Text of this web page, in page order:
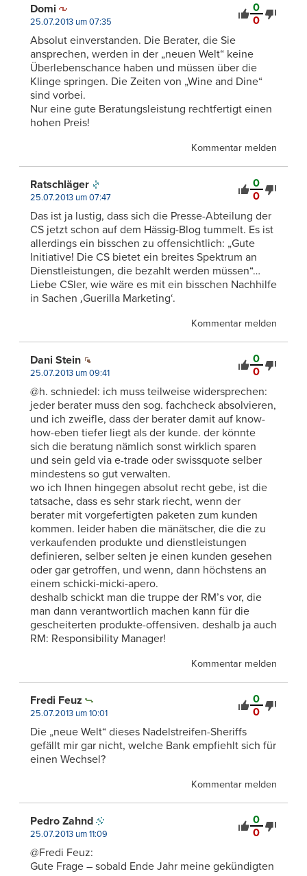
0
0
Domi
25.07.2013 um 07:35
Absolut einverstanden. Die Berater, die Sie
ansprechen, werden in der „neuen Welt“ keine
Überlebenschance haben und müssen über die
Klinge springen. Die Zeiten von „Wine and Dine“
sind vorbei.
Nur eine gute Beratungsleistung rechtfertigt einen
hohen Preis!
Kommentar melden
0
0
Ratschläger
25.07.2013 um 07:47
Das ist ja lustig, dass sich die Presse-Abteilung der
CS jetzt schon auf dem Hässig-Blog tummelt. Es ist
allerdings ein bisschen zu offensichtlich: „Gute
Initiative! Die CS bietet ein breites Spektrum an
Dienstleistungen, die bezahlt werden müssen“…
Liebe CSler, wie wäre es mit ein bisschen Nachhilfe
in Sachen ‚Guerilla Marketing‘.
Kommentar melden
0
0
Dani Stein
25.07.2013 um 09:41
@h. schniedel: ich muss teilweise widersprechen:
jeder berater muss den sog. fachcheck absolvieren,
und ich zweifle, dass der berater damit auf know-
how-eben tiefer liegt als der kunde. der könnte
sich die beratung nämlich sonst wirklich sparen
und sein geld via e-trade oder swissquote selber
mindestens so gut verwalten.
wo ich Ihnen hingegen absolut recht gebe, ist die
tatsache, dass es sehr stark riecht, wenn der
berater mit vorgefertigten paketen zum kunden
kommen. leider haben die mänätscher, die die zu
verkaufenden produkte und dienstleistungen
definieren, selber selten je einen kunden gesehen
oder gar getroffen, und wenn, dann höchstens an
einem schicki-micki-apero.
deshalb schickt man die truppe der RM’s vor, die
man dann verantwortlich machen kann für die
gescheiterten produkte-offensiven. deshalb ja auch
RM: Responsibility Manager!
Kommentar melden
0
0
Fredi Feuz
25.07.2013 um 10:01
Die „neue Welt“ dieses Nadelstreifen-Sheriffs
gefällt mir gar nicht, welche Bank empfiehlt sich für
einen Wechsel?
Kommentar melden
0
0
Pedro Zahnd
25.07.2013 um 11:09
@Fredi Feuz:
Gute Frage – sobald Ende Jahr meine gekündigten